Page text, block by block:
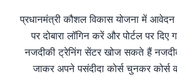
प्रधानमंत्री कौशल विकास योजना में आवेदन
पर दोबारा लॉगिन करें और पोर्टल पर दिए
नजदीकी ट्रेनिंग सेंटर खोज सकते हैं
जाकर अपने पसंदीदा कोर्स चुनकर